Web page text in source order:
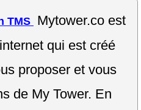
TMS Mytower.co est
qui est créé
proposer et vous
de My Tower. En